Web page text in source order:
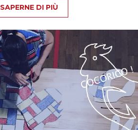
SAPERNE DI PIÙ